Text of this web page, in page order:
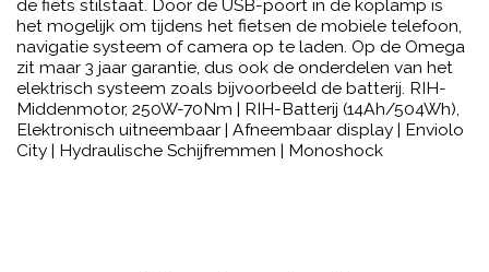
de fiets stilstaat. Door de USB-poort in de koplamp is
het mogelijk om tijdens het fietsen de mobiele telefoon,
navigatie systeem of camera op te laden. Op de Omega
zit maar 3 jaar garantie, dus ook de onderdelen van het
elektrisch systeem zoals bijvoorbeeld de batterij. RIH-
Middenmotor, 250W-70Nm | RIH-Batterij (14Ah/504Wh),
Elektronisch uitneembaar | Afneembaar display | Enviolo
City | Hydraulische Schijfremmen | Monoshock